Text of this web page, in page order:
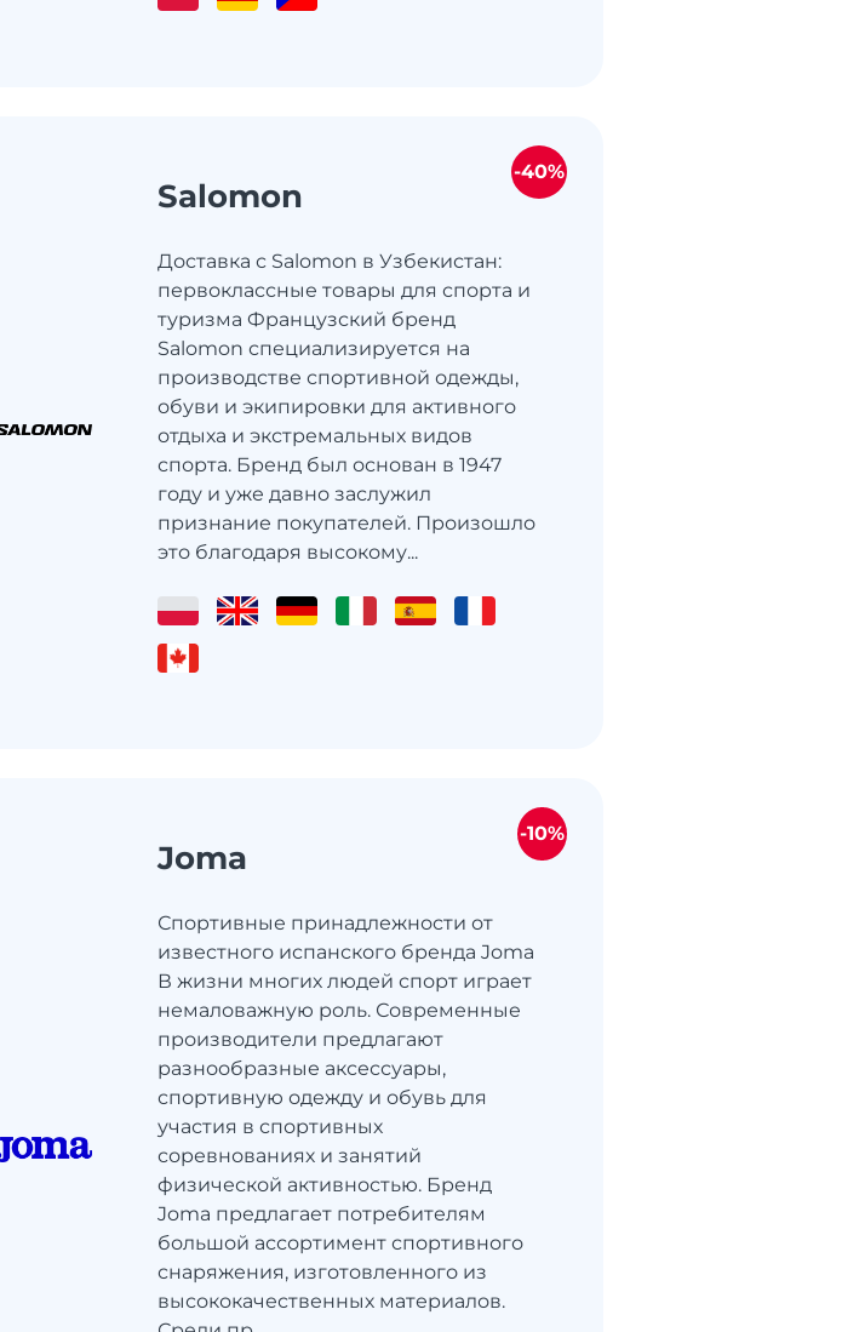
Salomon
Доставка с Salomon в Узбекистан:
первоклассные товары для спорта и
туризма Французский бренд
Salomon специализируется на
производстве спортивной одежды,
обуви и экипировки для активного
отдыха и экстремальных видов
спорта. Бренд был основан в 1947
году и уже давно заслужил
признание покупателей. Произошло
это благодаря высокому...
-40%
Joma
Спортивные принадлежности от
известного испанского бренда Joma
В жизни многих людей спорт играет
немаловажную роль. Современные
производители предлагают
разнообразные аксессуары,
спортивную одежду и обувь для
участия в спортивных
соревнованиях и занятий
физической активностью. Бренд
Joma предлагает потребителям
большой ассортимент спортивного
снаряжения, изготовленного из
высококачественных материалов.
-10%